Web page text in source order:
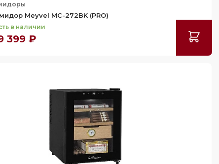
Meyvel MC-272BK (PRO)
в наличии
399 ₽